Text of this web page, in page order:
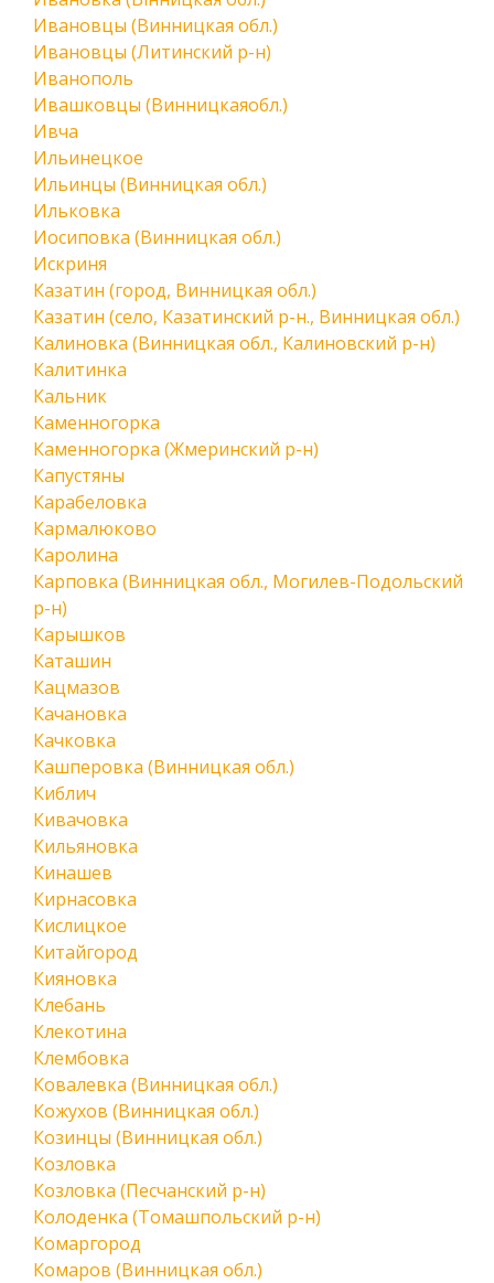
Ивановцы (Винницкая обл.)
Ивановцы (Литинский р-н)
Иванополь
Ивашковцы (Винницкаяобл.)
Ивча
Ильинецкое
Ильинцы (Винницкая обл.)
Ильковка
Иосиповка (Винницкая обл.)
Искриня
Казатин (город, Винницкая обл.)
Казатин (село, Казатинский р-н., Винницкая обл.)
Калиновка (Винницкая обл., Калиновский р-н)
Калитинка
Кальник
Каменногорка
Каменногорка (Жмеринский р-н)
Капустяны
Карабеловка
Кармалюково
Каролина
Карповка (Винницкая обл., Могилев-Подольский
р-н)
Карышков
Каташин
Кацмазов
Качановка
Качковка
Кашперовка (Винницкая обл.)
Киблич
Кивачовка
Кильяновка
Кинашев
Кирнасовка
Кислицкое
Китайгород
Кияновка
Клебань
Клекотина
Клембовка
Ковалевка (Винницкая обл.)
Кожухов (Винницкая обл.)
Козинцы (Винницкая обл.)
Козловка
Козловка (Песчанский р-н)
Колоденка (Томашпольский р-н)
Комаргород
Комаров (Винницкая обл.)